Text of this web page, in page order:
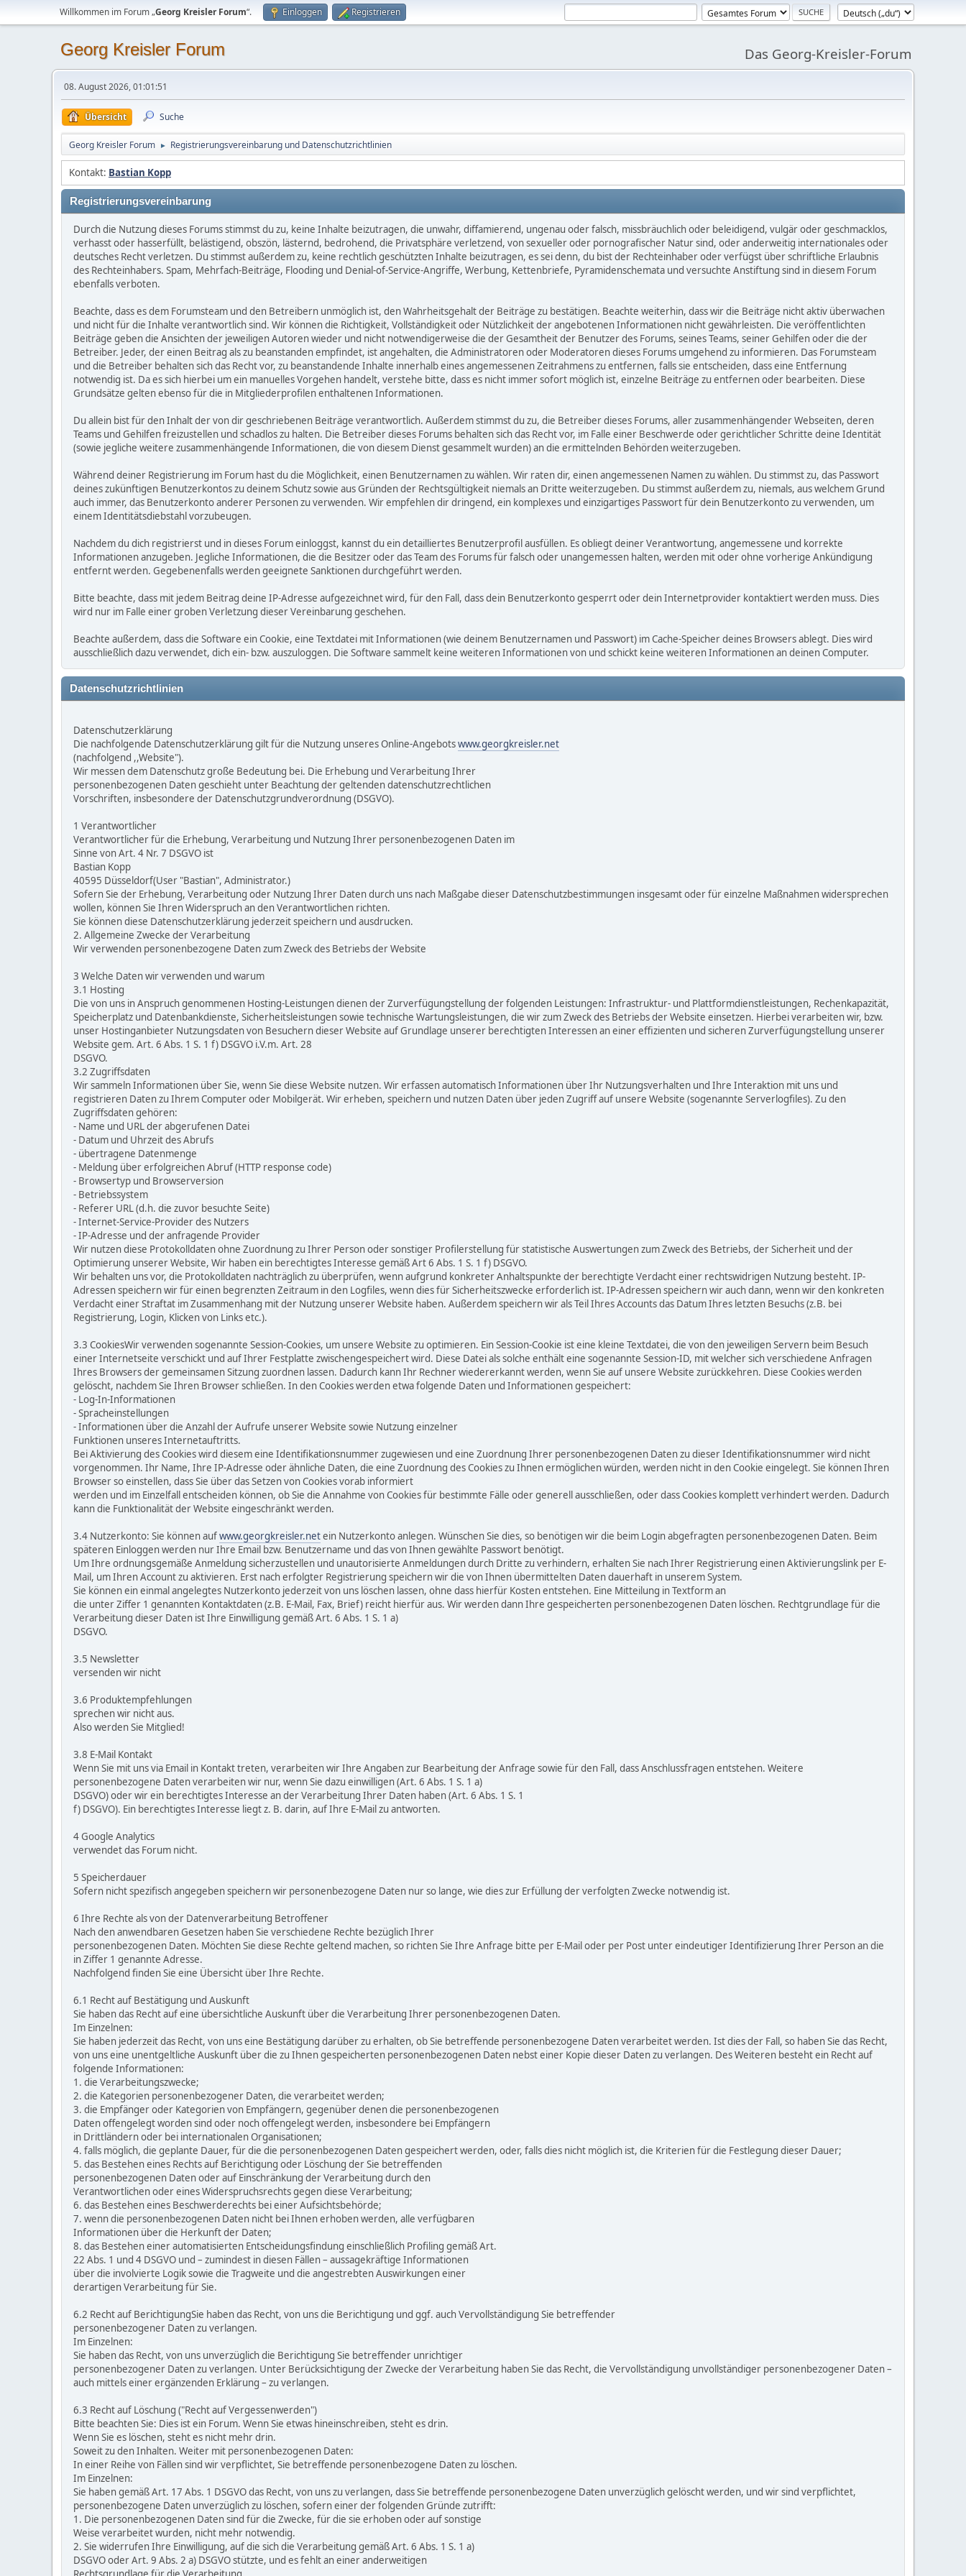
Willkommen im Forum „Georg Kreisler Forum“. Einloggen Registrieren
Georg Kreisler Forum Das Georg-Kreisler-Forum
08. August 2026, 01:01:51
Übersicht Suche
Georg Kreisler Forum ► Registrierungsvereinbarung und Datenschutzrichtlinien
Kontakt: Bastian Kopp
Registrierungsvereinbarung
Durch die Nutzung dieses Forums stimmst du zu, keine Inhalte beizutragen, die unwahr, diffamierend, ungenau oder falsch, missbräuchlich oder beleidigend, vulgär oder geschmacklos,
verhasst oder hasserfüllt, belästigend, obszön, lästernd, bedrohend, die Privatsphäre verletzend, von sexueller oder pornografischer Natur sind, oder anderweitig internationales oder
deutsches Recht verletzen. Du stimmst außerdem zu, keine rechtlich geschützten Inhalte beizutragen, es sei denn, du bist der Rechteinhaber oder verfügst über schriftliche Erlaubnis
des Rechteinhabers. Spam, Mehrfach-Beiträge, Flooding und Denial-of-Service-Angriffe, Werbung, Kettenbriefe, Pyramidenschemata und versuchte Anstiftung sind in diesem Forum
ebenfalls verboten.
Beachte, dass es dem Forumsteam und den Betreibern unmöglich ist, den Wahrheitsgehalt der Beiträge zu bestätigen. Beachte weiterhin, dass wir die Beiträge nicht aktiv überwachen
und nicht für die Inhalte verantwortlich sind. Wir können die Richtigkeit, Vollständigkeit oder Nützlichkeit der angebotenen Informationen nicht gewährleisten. Die veröffentlichten
Beiträge geben die Ansichten der jeweiligen Autoren wieder und nicht notwendigerweise die der Gesamtheit der Benutzer des Forums, seines Teams, seiner Gehilfen oder die der
Betreiber. Jeder, der einen Beitrag als zu beanstanden empfindet, ist angehalten, die Administratoren oder Moderatoren dieses Forums umgehend zu informieren. Das Forumsteam
und die Betreiber behalten sich das Recht vor, zu beanstandende Inhalte innerhalb eines angemessenen Zeitrahmens zu entfernen, falls sie entscheiden, dass eine Entfernung
notwendig ist. Da es sich hierbei um ein manuelles Vorgehen handelt, verstehe bitte, dass es nicht immer sofort möglich ist, einzelne Beiträge zu entfernen oder bearbeiten. Diese
Grundsätze gelten ebenso für die in Mitgliederprofilen enthaltenen Informationen.
Du allein bist für den Inhalt der von dir geschriebenen Beiträge verantwortlich. Außerdem stimmst du zu, die Betreiber dieses Forums, aller zusammenhängender Webseiten, deren
Teams und Gehilfen freizustellen und schadlos zu halten. Die Betreiber dieses Forums behalten sich das Recht vor, im Falle einer Beschwerde oder gerichtlicher Schritte deine Identität
(sowie jegliche weitere zusammenhängende Informationen, die von diesem Dienst gesammelt wurden) an die ermittelnden Behörden weiterzugeben.
Während deiner Registrierung im Forum hast du die Möglichkeit, einen Benutzernamen zu wählen. Wir raten dir, einen angemessenen Namen zu wählen. Du stimmst zu, das Passwort
deines zukünftigen Benutzerkontos zu deinem Schutz sowie aus Gründen der Rechtsgültigkeit niemals an Dritte weiterzugeben. Du stimmst außerdem zu, niemals, aus welchem Grund
auch immer, das Benutzerkonto anderer Personen zu verwenden. Wir empfehlen dir dringend, ein komplexes und einzigartiges Passwort für dein Benutzerkonto zu verwenden, um
einem Identitätsdiebstahl vorzubeugen.
Nachdem du dich registrierst und in dieses Forum einloggst, kannst du ein detailliertes Benutzerprofil ausfüllen. Es obliegt deiner Verantwortung, angemessene und korrekte
Informationen anzugeben. Jegliche Informationen, die die Besitzer oder das Team des Forums für falsch oder unangemessen halten, werden mit oder ohne vorherige Ankündigung
entfernt werden. Gegebenenfalls werden geeignete Sanktionen durchgeführt werden.
Bitte beachte, dass mit jedem Beitrag deine IP-Adresse aufgezeichnet wird, für den Fall, dass dein Benutzerkonto gesperrt oder dein Internetprovider kontaktiert werden muss. Dies
wird nur im Falle einer groben Verletzung dieser Vereinbarung geschehen.
Beachte außerdem, dass die Software ein Cookie, eine Textdatei mit Informationen (wie deinem Benutzernamen und Passwort) im Cache-Speicher deines Browsers ablegt. Dies wird
ausschließlich dazu verwendet, dich ein- bzw. auszuloggen. Die Software sammelt keine weiteren Informationen von und schickt keine weiteren Informationen an deinen Computer.
Datenschutzrichtlinien
Datenschutzerklärung
Die nachfolgende Datenschutzerklärung gilt für die Nutzung unseres Online-Angebotswww.georgkreisler.net
(nachfolgend ,,Website").
Wir messen dem Datenschutz große Bedeutung bei. Die Erhebung und Verarbeitung Ihrer
personenbezogenen Daten geschieht unter Beachtung der geltenden datenschutzrechtlichen
Vorschriften, insbesondere der Datenschutzgrundverordnung (DSGVO).
1 Verantwortlicher
Verantwortlicher für die Erhebung, Verarbeitung und Nutzung Ihrer personenbezogenen Daten im
Sinne von Art. 4 Nr. 7 DSGVO ist
Bastian Kopp
40595 Düsseldorf(User "Bastian", Administrator.)
Sofern Sie der Erhebung, Verarbeitung oder Nutzung Ihrer Daten durch uns nach Maßgabe dieser Datenschutzbestimmungen insgesamt oder für einzelne Maßnahmen widersprechen
wollen, können Sie Ihren Widerspruch an den Verantwortlichen richten.
Sie können diese Datenschutzerklärung jederzeit speichern und ausdrucken.
2. Allgemeine Zwecke der Verarbeitung
Wir verwenden personenbezogene Daten zum Zweck des Betriebs der Website
3 Welche Daten wir verwenden und warum
3.1 Hosting
Die von uns in Anspruch genommenen Hosting-Leistungen dienen der Zurverfügungstellung der folgenden Leistungen: Infrastruktur- und Plattformdienstleistungen, Rechenkapazität,
Speicherplatz und Datenbankdienste, Sicherheitsleistungen sowie technische Wartungsleistungen, die wir zum Zweck des Betriebs der Website einsetzen. Hierbei verarbeiten wir, bzw.
unser Hostinganbieter Nutzungsdaten von Besuchern dieser Website auf Grundlage unserer berechtigten Interessen an einer effizienten und sicheren Zurverfügungstellung unserer
Website gem. Art. 6 Abs. 1 S. 1 f) DSGVO i.V.m. Art. 28
DSGVO.
3.2 Zugriffsdaten
Wir sammeln Informationen über Sie, wenn Sie diese Website nutzen. Wir erfassen automatisch Informationen über Ihr Nutzungsverhalten und Ihre Interaktion mit uns und
registrieren Daten zu Ihrem Computer oder Mobilgerät. Wir erheben, speichern und nutzen Daten über jeden Zugriff auf unsere Website (sogenannte Serverlogfiles). Zu den
Zugriffsdaten gehören:
- Name und URL der abgerufenen Datei
- Datum und Uhrzeit des Abrufs
- übertragene Datenmenge
- Meldung über erfolgreichen Abruf (HTTP response code)
- Browsertyp und Browserversion
- Betriebssystem
- Referer URL (d.h. die zuvor besuchte Seite)
- Internet-Service-Provider des Nutzers
- IP-Adresse und der anfragende Provider
Wir nutzen diese Protokolldaten ohne Zuordnung zu Ihrer Person oder sonstiger Profilerstellung für statistische Auswertungen zum Zweck des Betriebs, der Sicherheit und der
Optimierung unserer Website, Wir haben ein berechtigtes Interesse gemäß Art 6 Abs. 1 S. 1 f) DSGVO.
Wir behalten uns vor, die Protokolldaten nachträglich zu überprüfen, wenn aufgrund konkreter Anhaltspunkte der berechtigte Verdacht einer rechtswidrigen Nutzung besteht. IP-
Adressen speichern wir für einen begrenzten Zeitraum in den Logfiles, wenn dies für Sicherheitszwecke erforderlich ist. IP-Adressen speichern wir auch dann, wenn wir den konkreten
Verdacht einer Straftat im Zusammenhang mit der Nutzung unserer Website haben. Außerdem speichern wir als Teil Ihres Accounts das Datum Ihres letzten Besuchs (z.B. bei
Registrierung, Login, Klicken von Links etc.).
3.3 CookiesWir verwenden sogenannte Session-Cookies, um unsere Website zu optimieren. Ein Session-Cookie ist eine kleine Textdatei, die von den jeweiligen Servern beim Besuch
einer Internetseite verschickt und auf Ihrer Festplatte zwischengespeichert wird. Diese Datei als solche enthält eine sogenannte Session-ID, mit welcher sich verschiedene Anfragen
Ihres Browsers der gemeinsamen Sitzung zuordnen lassen. Dadurch kann Ihr Rechner wiedererkannt werden, wenn Sie auf unsere Website zurückkehren. Diese Cookies werden
gelöscht, nachdem Sie Ihren Browser schließen. In den Cookies werden etwa folgende Daten und Informationen gespeichert:
- Log-In-Informationen
- Spracheinstellungen
- Informationen über die Anzahl der Aufrufe unserer Website sowie Nutzung einzelner
Funktionen unseres Internetauftritts.
Bei Aktivierung des Cookies wird diesem eine Identifikationsnummer zugewiesen und eine Zuordnung Ihrer personenbezogenen Daten zu dieser Identifikationsnummer wird nicht
vorgenommen. Ihr Name, Ihre IP-Adresse oder ähnliche Daten, die eine Zuordnung des Cookies zu Ihnen ermöglichen würden, werden nicht in den Cookie eingelegt. Sie können Ihren
Browser so einstellen, dass Sie über das Setzen von Cookies vorab informiert
werden und im Einzelfall entscheiden können, ob Sie die Annahme von Cookies für bestimmte Fälle oder generell ausschließen, oder dass Cookies komplett verhindert werden. Dadurch
kann die Funktionalität der Website eingeschränkt werden.
3.4 Nutzerkonto: Sie können aufwww.georgkreisler.netein Nutzerkonto anlegen. Wünschen Sie dies, so benötigen wir die beim Login abgefragten personenbezogenen Daten. Beim
späteren Einloggen werden nur Ihre Email bzw. Benutzername und das von Ihnen gewählte Passwort benötigt.
Um Ihre ordnungsgemäße Anmeldung sicherzustellen und unautorisierte Anmeldungen durch Dritte zu verhindern, erhalten Sie nach Ihrer Registrierung einen Aktivierungslink per E-
Mail, um Ihren Account zu aktivieren. Erst nach erfolgter Registrierung speichern wir die von Ihnen übermittelten Daten dauerhaft in unserem System.
Sie können ein einmal angelegtes Nutzerkonto jederzeit von uns löschen lassen, ohne dass hierfür Kosten entstehen. Eine Mitteilung in Textform an
die unter Ziffer 1 genannten Kontaktdaten (z.B. E-Mail, Fax, Brief) reicht hierfür aus. Wir werden dann Ihre gespeicherten personenbezogenen Daten löschen. Rechtgrundlage für die
Verarbeitung dieser Daten ist Ihre Einwilligung gemäß Art. 6 Abs. 1 S. 1 a)
DSGVO.
3.5 Newsletter
versenden wir nicht
3.6 Produktempfehlungen
sprechen wir nicht aus.
Also werden Sie Mitglied!
3.8 E-Mail Kontakt
Wenn Sie mit uns via Email in Kontakt treten, verarbeiten wir Ihre Angaben zur Bearbeitung der Anfrage sowie für den Fall, dass Anschlussfragen entstehen. Weitere
personenbezogene Daten verarbeiten wir nur, wenn Sie dazu einwilligen (Art. 6 Abs. 1 S. 1 a)
DSGVO) oder wir ein berechtigtes Interesse an der Verarbeitung Ihrer Daten haben (Art. 6 Abs. 1 S. 1
f) DSGVO). Ein berechtigtes Interesse liegt z. B. darin, auf Ihre E-Mail zu antworten.
4 Google Analytics
verwendet das Forum nicht.
5 Speicherdauer
Sofern nicht spezifisch angegeben speichern wir personenbezogene Daten nur so lange, wie dies zur Erfüllung der verfolgten Zwecke notwendig ist.
6 Ihre Rechte als von der Datenverarbeitung Betroffener
Nach den anwendbaren Gesetzen haben Sie verschiedene Rechte bezüglich Ihrer
personenbezogenen Daten. Möchten Sie diese Rechte geltend machen, so richten Sie Ihre Anfrage bitte per E-Mail oder per Post unter eindeutiger Identifizierung Ihrer Person an die
in Ziffer 1 genannte Adresse.
Nachfolgend finden Sie eine Übersicht über Ihre Rechte.
6.1 Recht auf Bestätigung und Auskunft
Sie haben das Recht auf eine übersichtliche Auskunft über die Verarbeitung Ihrer personenbezogenen Daten.
Im Einzelnen:
Sie haben jederzeit das Recht, von uns eine Bestätigung darüber zu erhalten, ob Sie betreffende personenbezogene Daten verarbeitet werden. Ist dies der Fall, so haben Sie das Recht,
von uns eine unentgeltliche Auskunft über die zu Ihnen gespeicherten personenbezogenen Daten nebst einer Kopie dieser Daten zu verlangen. Des Weiteren besteht ein Recht auf
folgende Informationen:
1. die Verarbeitungszwecke;
2. die Kategorien personenbezogener Daten, die verarbeitet werden;
3. die Empfänger oder Kategorien von Empfängern, gegenüber denen die personenbezogenen
Daten offengelegt worden sind oder noch offengelegt werden, insbesondere bei Empfängern
in Drittländern oder bei internationalen Organisationen;
4. falls möglich, die geplante Dauer, für die die personenbezogenen Daten gespeichert werden, oder, falls dies nicht möglich ist, die Kriterien für die Festlegung dieser Dauer;
5. das Bestehen eines Rechts auf Berichtigung oder Löschung der Sie betreffenden
personenbezogenen Daten oder auf Einschränkung der Verarbeitung durch den
Verantwortlichen oder eines Widerspruchsrechts gegen diese Verarbeitung;
6. das Bestehen eines Beschwerderechts bei einer Aufsichtsbehörde;
7. wenn die personenbezogenen Daten nicht bei Ihnen erhoben werden, alle verfügbaren
Informationen über die Herkunft der Daten;
8. das Bestehen einer automatisierten Entscheidungsfindung einschließlich Profiling gemäß Art.
22 Abs. 1 und 4 DSGVO und – zumindest in diesen Fällen – aussagekräftige Informationen
über die involvierte Logik sowie die Tragweite und die angestrebten Auswirkungen einer
derartigen Verarbeitung für Sie.
6.2 Recht auf BerichtigungSie haben das Recht, von uns die Berichtigung und ggf. auch Vervollständigung Sie betreffender
personenbezogener Daten zu verlangen.
Im Einzelnen:
Sie haben das Recht, von uns unverzüglich die Berichtigung Sie betreffender unrichtiger
personenbezogener Daten zu verlangen. Unter Berücksichtigung der Zwecke der Verarbeitung haben Sie das Recht, die Vervollständigung unvollständiger personenbezogener Daten –
auch mittels einer ergänzenden Erklärung – zu verlangen.
6.3 Recht auf Löschung ("Recht auf Vergessenwerden")
Bitte beachten Sie: Dies ist ein Forum. Wenn Sie etwas hineinschreiben, steht es drin.
Wenn Sie es löschen, steht es nicht mehr drin.
Soweit zu den Inhalten. Weiter mit personenbezogenen Daten:
In einer Reihe von Fällen sind wir verpflichtet, Sie betreffende personenbezogene Daten zu löschen.
Im Einzelnen:
Sie haben gemäß Art. 17 Abs. 1 DSGVO das Recht, von uns zu verlangen, dass Sie betreffende personenbezogene Daten unverzüglich gelöscht werden, und wir sind verpflichtet,
personenbezogene Daten unverzüglich zu löschen, sofern einer der folgenden Gründe zutrifft:
1. Die personenbezogenen Daten sind für die Zwecke, für die sie erhoben oder auf sonstige
Weise verarbeitet wurden, nicht mehr notwendig.
2. Sie widerrufen Ihre Einwilligung, auf die sich die Verarbeitung gemäß Art. 6 Abs. 1 S. 1 a)
DSGVO oder Art. 9 Abs. 2 a) DSGVO stützte, und es fehlt an einer anderweitigen